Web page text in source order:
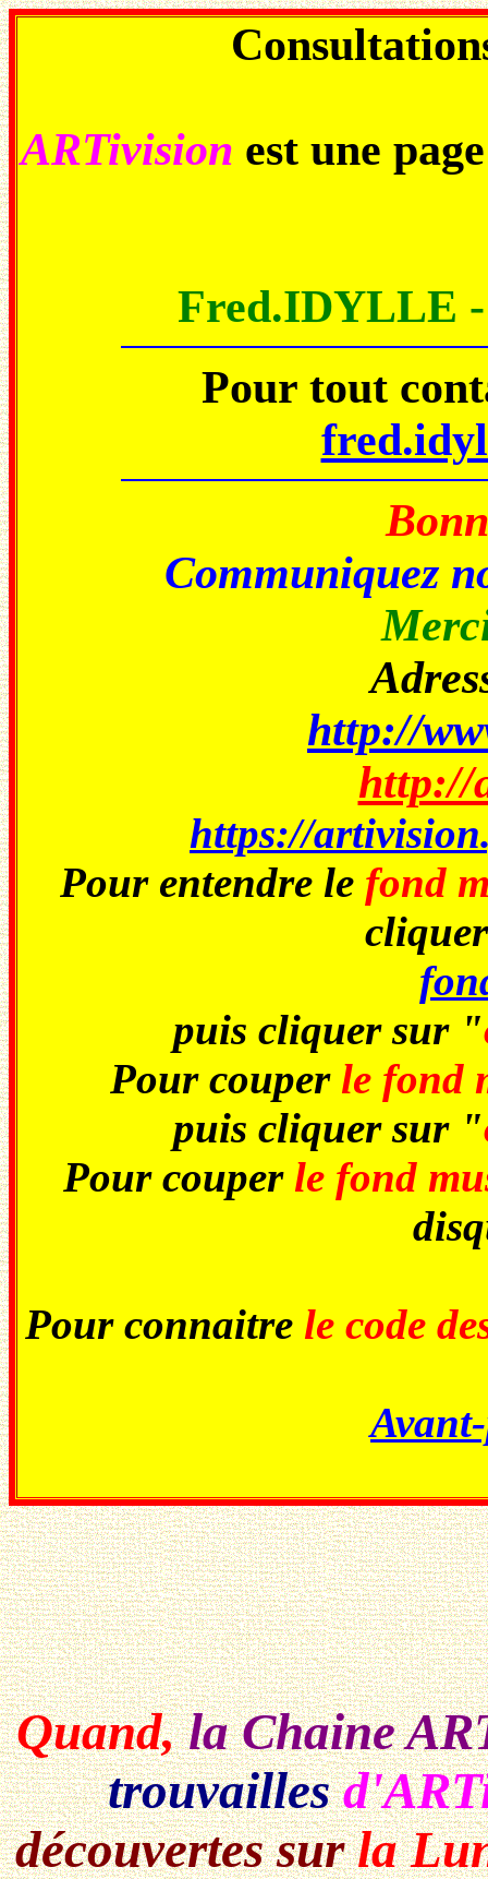
ARTivision est une
Fred.IDYLLE
Pour tout
Communiquez
http://
http://
https://
Pour entendre le fond
puis cliquer sur "
Pour couper le fond
puis cliquer sur "
Pour couper le fond
Pour connaitre le code
Quand,la Chaine
trouvailles
découvertes surla